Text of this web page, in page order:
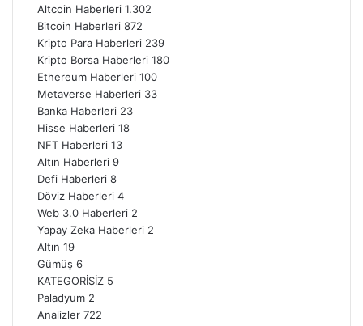
Altcoin Haberleri 1.302
Bitcoin Haberleri 872
Kripto Para Haberleri 239
Kripto Borsa Haberleri 180
Ethereum Haberleri 100
Metaverse Haberleri 33
Banka Haberleri 23
Hisse Haberleri 18
NFT Haberleri 13
Altın Haberleri 9
Defi Haberleri 8
Döviz Haberleri 4
Web 3.0 Haberleri 2
Yapay Zeka Haberleri 2
Altın 19
Gümüş 6
KATEGORİSİZ 5
Paladyum 2
Analizler 722